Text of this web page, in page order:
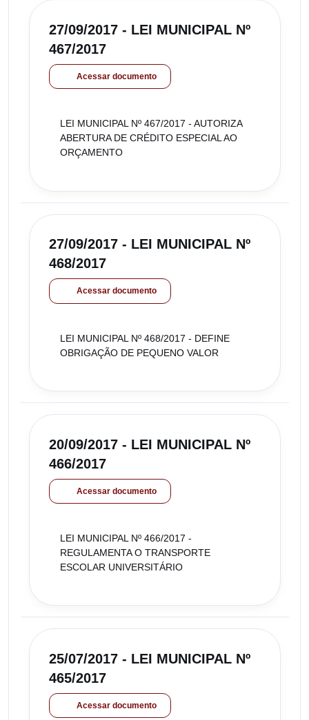
27/09/2017 - LEI MUNICIPAL Nº
467/2017
Acessar documento
LEI MUNICIPAL Nº 467/2017 - AUTORIZA
ABERTURA DE CRÉDITO ESPECIAL AO
ORÇAMENTO
27/09/2017 - LEI MUNICIPAL Nº
468/2017
Acessar documento
LEI MUNICIPAL Nº 468/2017 - DEFINE
OBRIGAÇÃO DE PEQUENO VALOR
20/09/2017 - LEI MUNICIPAL Nº
466/2017
Acessar documento
LEI MUNICIPAL Nº 466/2017 -
REGULAMENTA O TRANSPORTE
ESCOLAR UNIVERSITÁRIO
25/07/2017 - LEI MUNICIPAL Nº
465/2017
Acessar documento